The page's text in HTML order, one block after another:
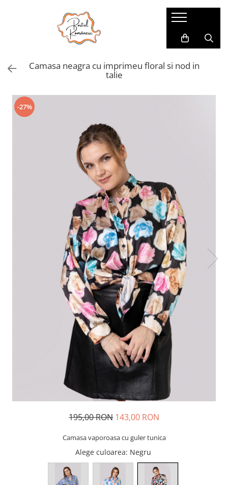
Pijamale Dama Marimi Mari
Pijamale Baieti
Pijamale Fetite
Imbracaminte copii
Imbracaminte Baieti
Camasa neagra cu imprimeu floral si nod in
talie
-27%
195,00 RON 143,00 RON
Camasa vaporoasa cu guler tunica
Alege culoarea: Negru